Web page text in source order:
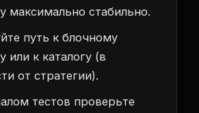
максимально стабильно.
путь к блочному
или к каталогу (в
от стратегии).
тестов проверьте